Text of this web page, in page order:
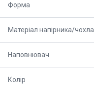
Форма
Матеріал напірника/чохла
Наповнювач
Колір